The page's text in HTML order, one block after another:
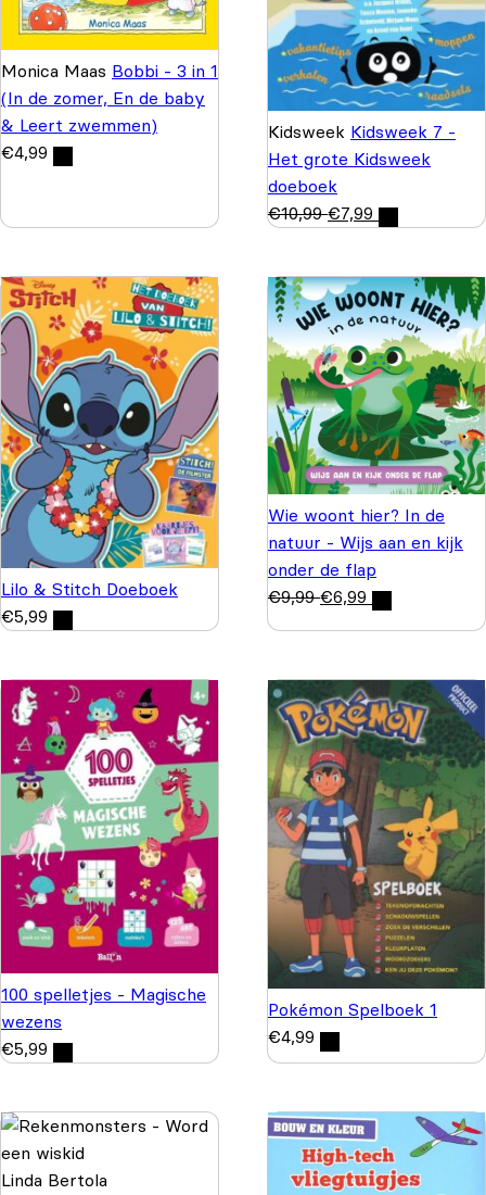
Monica Maas Bobbi - 3 in 1
(In de zomer, En de baby
& Leert zwemmen)
€4,99
Kidsweek Kidsweek 7 -
Het grote Kidsweek
doeboek
€10,99 €7,99
Lilo & Stitch Doeboek
€5,99
Wie woont hier? In de
natuur - Wijs aan en kijk
onder de flap
€9,99 €6,99
100 spelletjes - Magische
wezens
€5,99
Pokémon Spelboek 1
€4,99
Linda Bertola